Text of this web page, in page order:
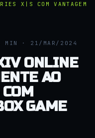
X|S COM VANTAGEM
· 21/MAR/2024
ONLINE
AO
GAME